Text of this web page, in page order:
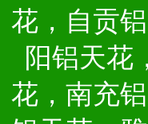
花，自贡
阳铝天花
花，南充